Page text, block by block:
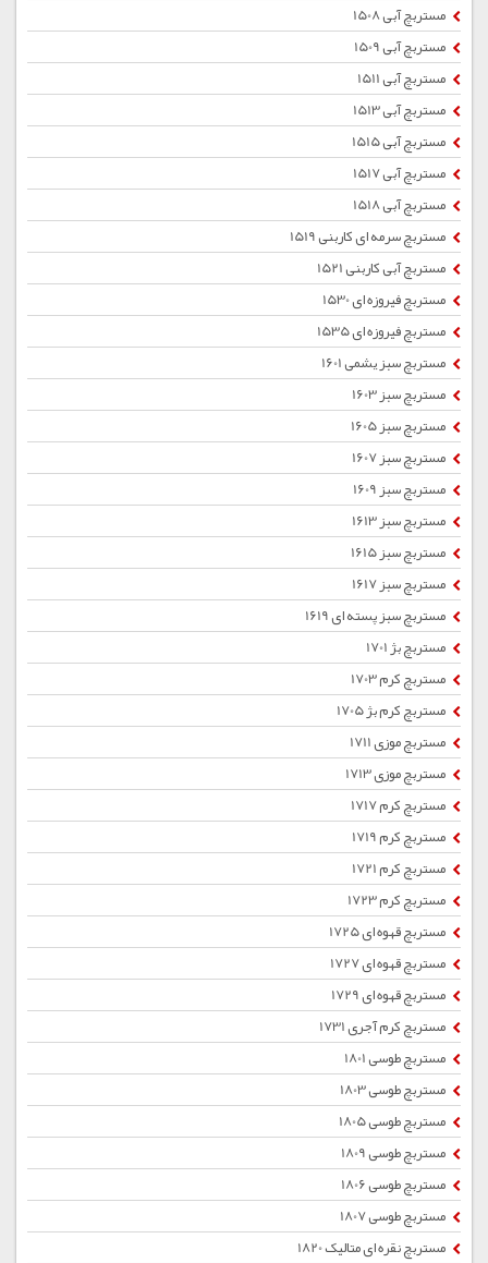
مستربچ آبی 1508
مستربچ آبی 1509
مستربچ آبی 1511
مستربچ آبی 1513
مستربچ آبی 1515
مستربچ آبی 1517
مستربچ آبی 1518
مستربچ سرمه ای کاربنی 1519
مستربچ آبی کاربنی 1521
مستربچ فیروزه ای 1530
مستربچ فیروزه ای 1535
مستربچ سبز یشمی 1601
مستربچ سبز 1603
مستربچ سبز 1605
مستربچ سبز 1607
مستربچ سبز 1609
مستربچ سبز 1613
مستربچ سبز 1615
مستربچ سبز 1617
مستربچ سبز پسته ای 1619
مستربچ بژ 1701
مستربچ کرم 1703
مستربچ کرم بژ 1705
مستربچ موزی 1711
مستربچ موزی 1713
مستربچ کرم 1717
مستربچ کرم 1719
مستربچ کرم 1721
مستربچ کرم 1723
مستربچ قهوه ای 1725
مستربچ قهوه ای 1727
مستربچ قهوه ای 1729
مستربچ کرم آجری 1731
مستربچ طوسی 1801
مستربچ طوسی 1803
مستربچ طوسی 1805
مستربچ طوسی 1809
مستربچ طوسی 1806
مستربچ طوسی 1807
مستربچ نقره ای متالیک 1820